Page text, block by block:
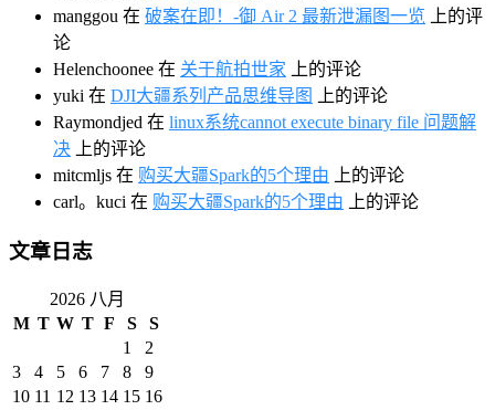
manggou 在 破案在即！-御 Air 2 最新泄漏图一览 上的评
论
Helenchoonee 在 关于航拍世家 上的评论
yuki 在 DJI大疆系列产品思维导图
上的评论
Raymondjed 在 linux系统cannot execute binary file 问题解
决 上的评论
mitcmljs 在 购买大疆Spark的5个理由 上的评论
carl。kuci 在 购买大疆Spark的5个理由 上的评论
文章日志
2026 八月
M T W T F S S
1
2
3
4 5 6 7 8
9
10 11 12 13 14 15 16